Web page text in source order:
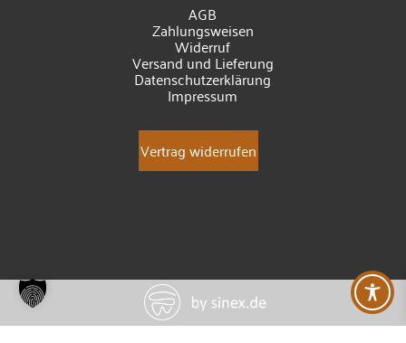
AGB
Zahlungsweisen
Widerruf
Versand und Lieferung
Datenschutzerklärung
Impressum
Vertrag widerrufen